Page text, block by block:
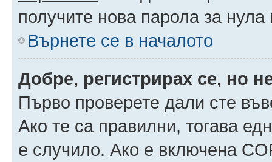
получите нова парола за
Върнете се в началото
Добре, регистрирах се, но
Първо проверете дали сте
Ако те са правилни, тогава
е случило. Ако е включена